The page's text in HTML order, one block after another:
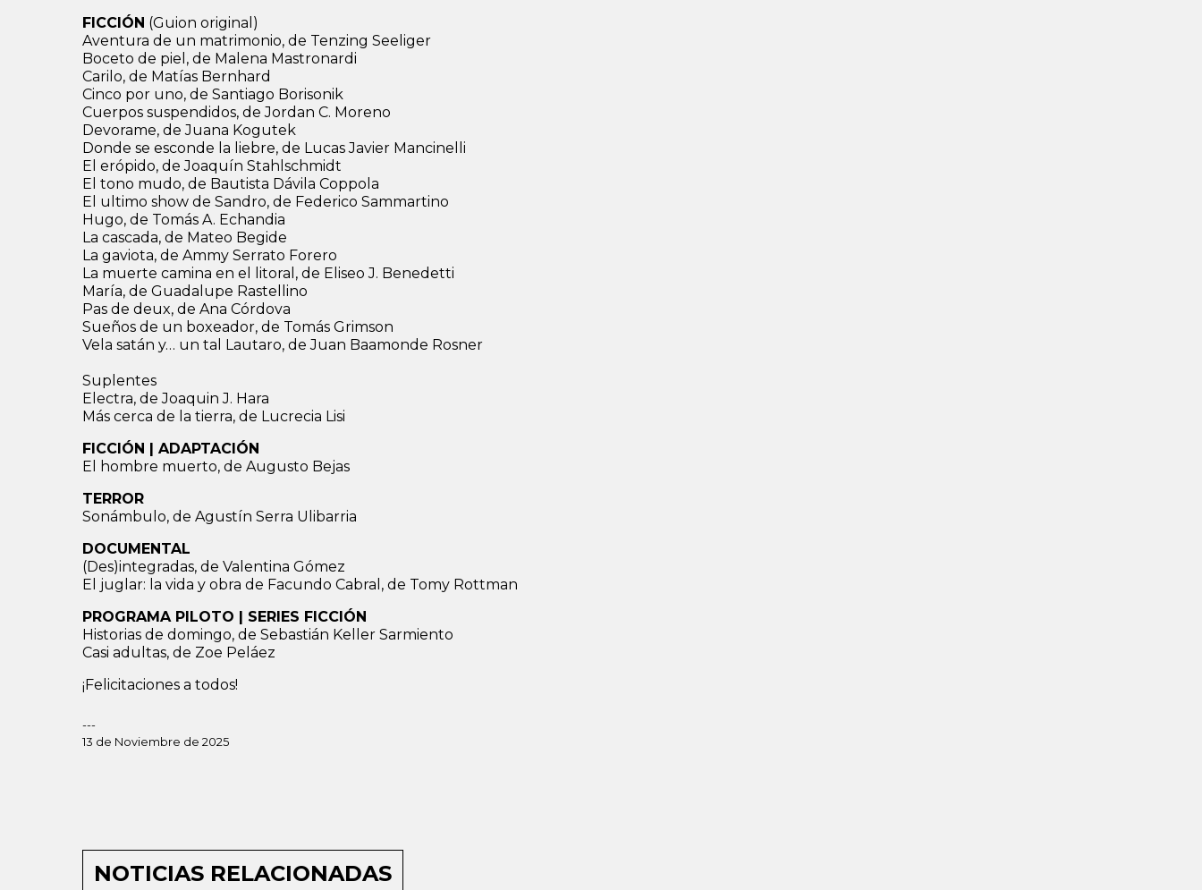
FICCIÓN (Guion original)
Aventura de un matrimonio, de Tenzing Seeliger
Boceto de piel, de Malena Mastronardi
Carilo, de Matías Bernhard
Cinco por uno, de Santiago Borisonik
Cuerpos suspendidos, de Jordan C. Moreno
Devorame, de Juana Kogutek
Donde se esconde la liebre, de Lucas Javier Mancinelli
El erópido, de Joaquín Stahlschmidt
El tono mudo, de Bautista Dávila Coppola
El ultimo show de Sandro, de Federico Sammartino
Hugo, de Tomás A. Echandia
La cascada, de Mateo Begide
La gaviota, de Ammy Serrato Forero
La muerte camina en el litoral, de Eliseo J. Benedetti
María, de Guadalupe Rastellino
Pas de deux, de Ana Córdova
Sueños de un boxeador, de Tomás Grimson
Vela satán y… un tal Lautaro, de Juan Baamonde Rosner
Suplentes
Electra, de Joaquin J. Hara
Más cerca de la tierra, de Lucrecia Lisi
FICCIÓN | ADAPTACIÓN
El hombre muerto, de Augusto Bejas
TERROR
Sonámbulo, de Agustín Serra Ulibarria
DOCUMENTAL
(Des)integradas, de Valentina Gómez
El juglar: la vida y obra de Facundo Cabral, de Tomy Rottman
PROGRAMA PILOTO | SERIES FICCIÓN
Historias de domingo, de Sebastián Keller Sarmiento
Casi adultas, de Zoe Peláez
¡Felicitaciones a todos!
---
13 de Noviembre de 2025
NOTICIAS RELACIONADAS